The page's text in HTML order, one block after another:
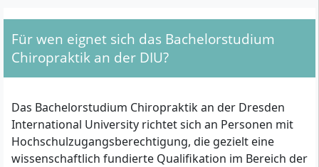
techniques, communication psychology,
personality psychology, legal basics,
hygiene and infection protection law,
imaging examination forms (CT, MRI, X-ray),
technique, outpatient clinic modules:
anatomy, palpation, functional tests, joint
examination, diagnosis and treatment
planning, case studies, specific clinical
pictures, Bachelor's thesis, oral defense
Für wen eignet sich das Bachelorstudium
Chiropraktik an der DIU?
Das Bachelorstudium Chiropraktik an der Dresden
International University richtet sich an Personen mit
Hochschulzugangsberechtigung, die gezielt eine
wissenschaftlich fundierte Qualifikation im Bereich der